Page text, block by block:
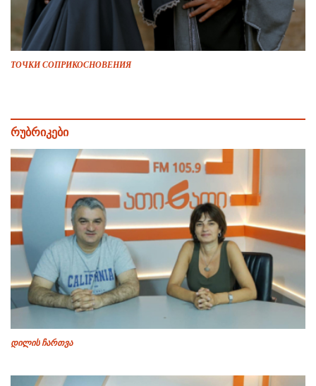
ТОЧКИ СОПРИКОСНОВЕНИЯ
რუბრიკები
დილის ჩართვა